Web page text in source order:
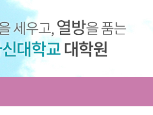
교육대학원
복지대학원
모집요강
일반대학원
신학대학원
선교대학원
교육대학원
다문화교육복지대학원
신학대학원
성경강해학(Th.M.)
목회학석사
문학석사
학칙 및 규정
장학안내
논문심사일정
묻고답하기